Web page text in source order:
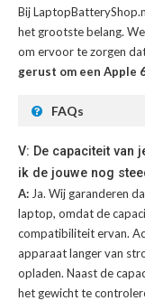
Bij
het grootste belang.
om ervoor te zorgen
gerust om een Apple
FAQs
V: De capaciteit van
ik de jouwe nog
A: Ja. Wij garanderen
laptop, omdat de
compatibiliteit ervan.
apparaat langer van
opladen. Naast de
het gewicht te